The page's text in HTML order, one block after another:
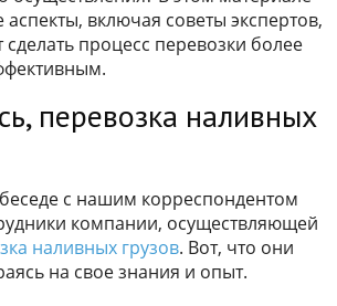
включая советы экспертов,
процесс перевозки более
перевозка наливных
с нашим корреспондентом
компании, осуществляющей
наливных грузов. Вот, что они
на свое знания и опыт.